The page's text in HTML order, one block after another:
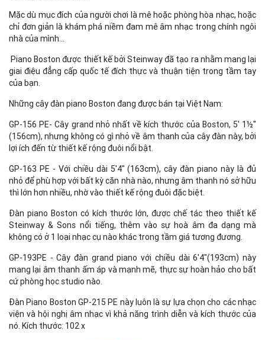
Mặc dù mục đích của người chơi là mê hoặc phòng hòa nhạc, hoặc
chỉ đơn giản là khám phá niềm đam mê âm nhạc trong chính ngôi
nhà của mình...
Piano Boston được thiết kế bởi Steinway đã tạo ra nhằm mang lại
giai điệu đẳng cấp quốc tế đích thực và thuận tiện trong tầm tay
của bạn.
Những cây đàn piano Boston đang được bán tại Việt Nam:
GP-156 PE- Cây grand nhỏ nhất về kích thước của Boston, 5' 1½"
(156cm), nhưng không có gì nhỏ về âm thanh của cây đàn này, bởi
lợi ích đến từ thiết kế rộng đuôi nổi bật.
GP-163 PE - Với chiều dài 5'4" (163cm), cây đàn piano này là đủ
nhỏ để phù hợp với bất kỳ căn nhà nào, nhưng âm thanh nó sở hữu
thì lớn hơn nhiều, nhờ vào thiết kế rộng đuôi đặc biệt.
Đàn piano Boston có kích thước lớn, được chế tác theo thiết kế
Steinway & Sons nổi tiếng, thêm vào sự hoà âm đa dạng mà
không có ở 1 loại nhạc cụ nào khác trong tầm giá tương đương.
GP-193PE - Cây đàn grand piano với chiều dài 6'4"(193cm) này
mang lại âm thanh ấm áp và mạnh mẽ, thực sự hoàn hảo cho bất
cứ phòng học studio nào.
Đàn Piano Boston GP-215 PE này luôn là sự lựa chọn cho các nhạc
viện và hội nghị âm nhạc vì khả năng trình diễn và kích thước của
nó. Kích thước: 102 x